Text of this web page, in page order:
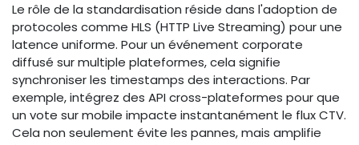
Le rôle de la standardisation réside dans l'adoption de
protocoles comme HLS (HTTP Live Streaming) pour une
latence uniforme. Pour un événement corporate
diffusé sur multiple plateformes, cela signifie
synchroniser les timestamps des interactions. Par
exemple, intégrez des API cross-plateformes pour que
un vote sur mobile impacte instantanément le flux CTV.
Cela non seulement évite les pannes, mais amplifie